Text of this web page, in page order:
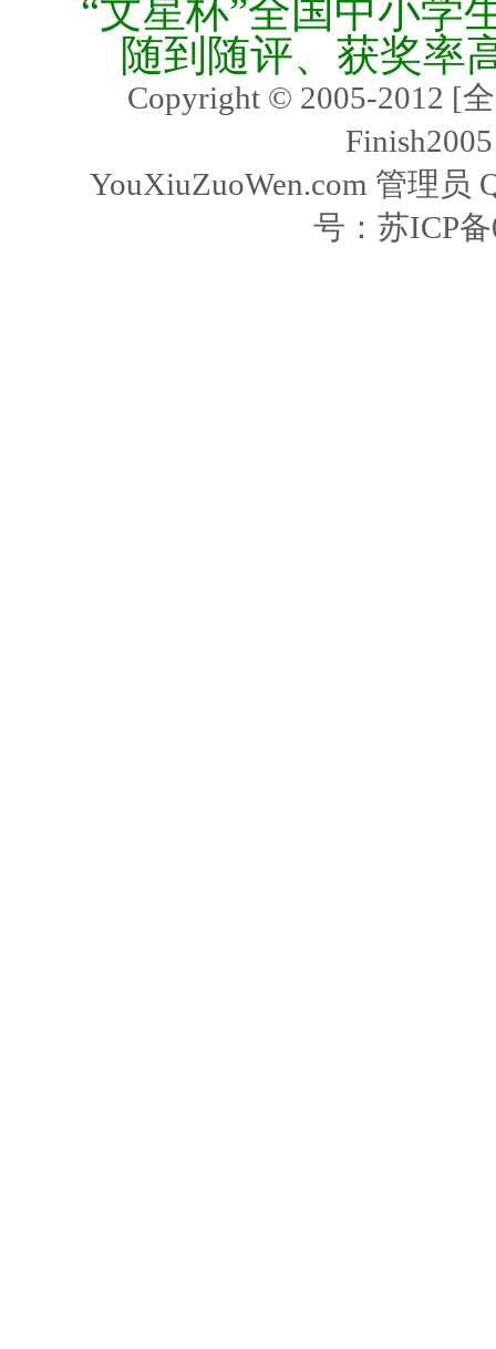
“文星杯”全国中小学
随到随评、获奖率
Copyright © 2005-2012 [
YouXiuZuoWen.com 管理员
号： 苏ICP